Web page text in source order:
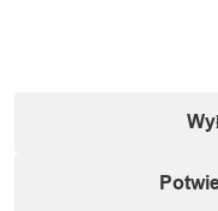
Informacje o
z dyrektywą GPSR):
IT&IMPORT